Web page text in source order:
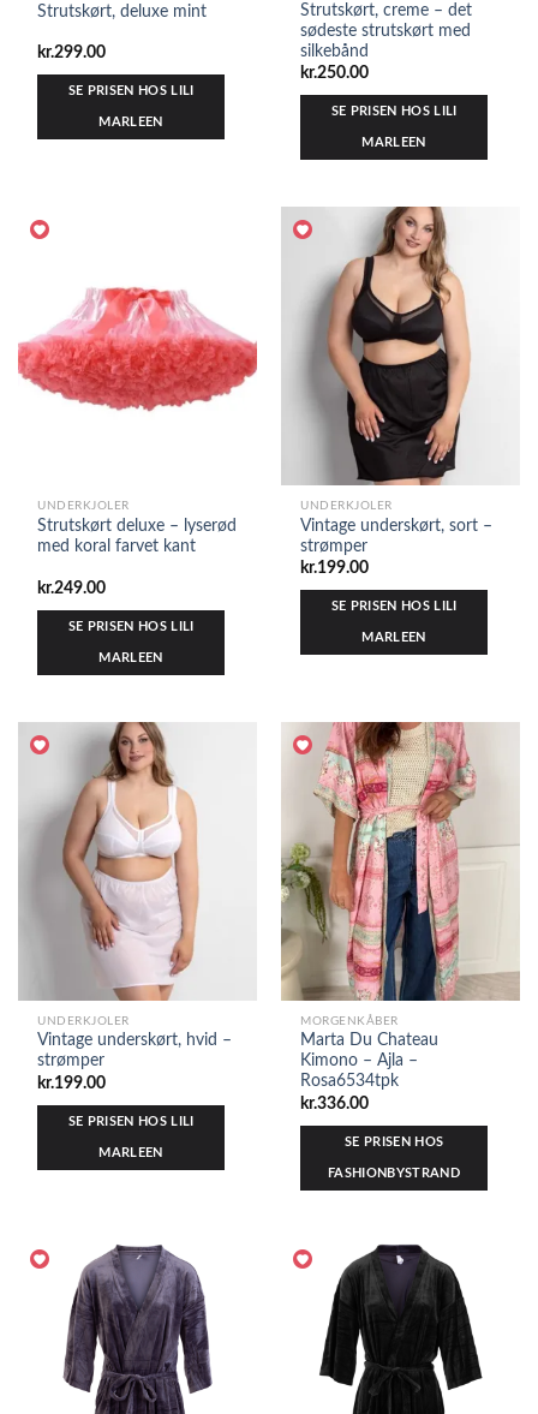
Strutskørt, deluxe mint
kr.299.00
SE PRISEN HOS LILI
MARLEEN
Strutskørt, creme – det
sødeste strutskørt med
silkebånd
kr.250.00
SE PRISEN HOS LILI
MARLEEN
UNDERKJOLER
Strutskørt deluxe – lyserød
med koral farvet kant
kr.249.00
SE PRISEN HOS LILI
MARLEEN
UNDERKJOLER
Vintage underskørt, sort –
strømper
kr.199.00
SE PRISEN HOS LILI
MARLEEN
UNDERKJOLER
Vintage underskørt, hvid –
strømper
kr.199.00
SE PRISEN HOS LILI
MARLEEN
MORGENKÅBER
Marta Du Chateau
Kimono – Ajla –
Rosa6534tpk
kr.336.00
SE PRISEN HOS
FASHIONBYSTRAND